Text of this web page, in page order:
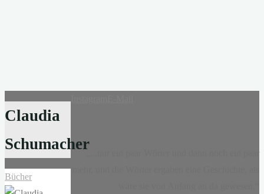
Claudia
Schumacher
Bücher